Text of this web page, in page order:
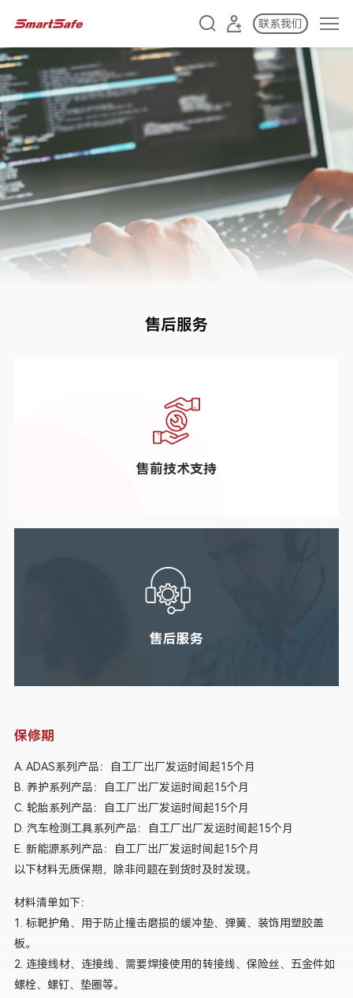
联系我们
售后服务
售前技术支持
售后服务
保修期
A. ADAS系列产品：自工厂出厂发运时间起15个月
B. 养护系列产品：自工厂出厂发运时间起15个月
C. 轮胎系列产品：自工厂出厂发运时间起15个月
D. 汽车检测工具系列产品：自工厂出厂发运时间起15个月
E. 新能源系列产品：自工厂出厂发运时间起15个月
以下材料无质保期，除非问题在到货时及时发现。
材料清单如下：
1. 标靶护角、用于防止撞击磨损的缓冲垫、弹簧、装饰用塑胶盖
板。
2. 连接线材、连接线、需要焊接使用的转接线、保险丝、五金件如
螺栓、螺钉、垫圈等。